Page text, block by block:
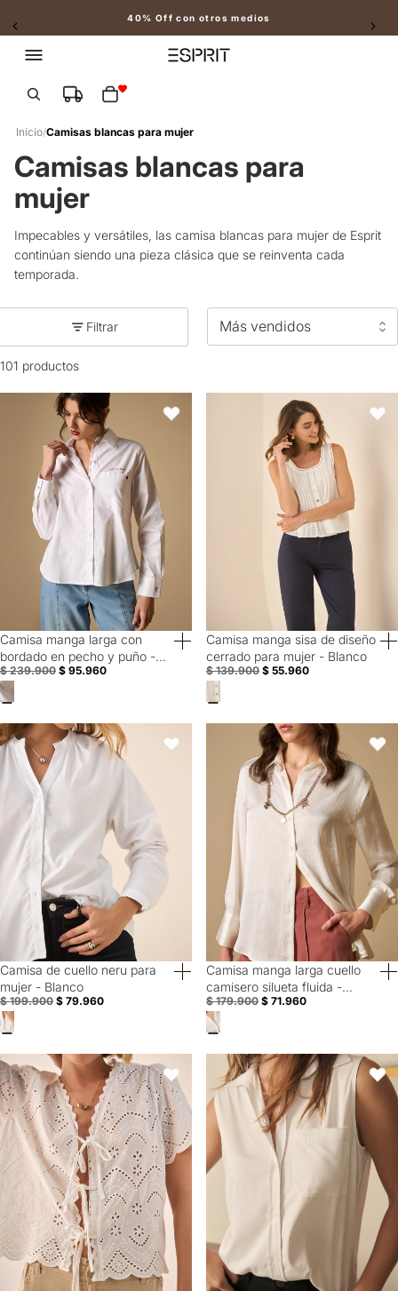
40% Off con otros medios
Slide 2 of 2
Inicio/Camisas blancas para mujer
Camisas blancas para
mujer
Impecables y versátiles, las camisa blancas para mujer de Esprit
continúan siendo una pieza clásica que se reinventa cada
temporada.
Filtrar
101 productos
Camisa manga larga con bordado en pecho y puño - Blanco
60% Off
Camisa manga larga con
bordado en pecho y puño -
Blanco
$ 239.900 $ 95.960
Favoritos
Camisa manga sisa de diseño
60% Off
Camisa manga sisa de diseño
cerrado para mujer - Blanco
$ 139.900 $ 55.960
Camisa de cuello neru para mujer - Blanco
60% Off
Camisa de cuello neru para
mujer - Blanco
$ 199.900 $ 79.960
Favoritos
Camisa manga larga cuello
60% Off
Camisa manga larga cuello
camisero silueta fluida -
Blanco
$ 179.900 $ 71.960
Camisa Bordada con Calados Geométricos - Blanco
Favoritos
Camisa de botones para mujer -